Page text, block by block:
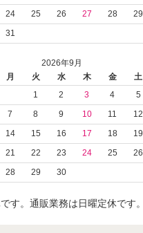
24 25 26 27 28
29
31
2026年9月
月 火 水 木 金
土
1
2 3 4
5
7 8 9 10 11
12
14 15 16 17 18
19
21 22 23 24 25
26
28 29 30
す。通販業務は日曜定休です。